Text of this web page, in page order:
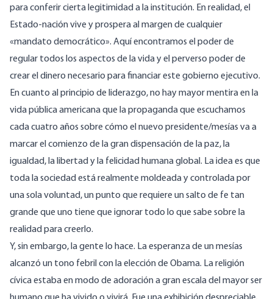
para conferir cierta legitimidad a la institución. En realidad, el
Estado-nación vive y prospera al margen de cualquier
«mandato democrático». Aquí encontramos el poder de
regular todos los aspectos de la vida y el perverso poder de
crear el dinero necesario para financiar este gobierno ejecutivo.
En cuanto al principio de liderazgo, no hay mayor mentira en la
vida pública americana que la propaganda que escuchamos
cada cuatro años sobre cómo el nuevo presidente/mesías va a
marcar el comienzo de la gran dispensación de la paz, la
igualdad, la libertad y la felicidad humana global. La idea es que
toda la sociedad está realmente moldeada y controlada por
una sola voluntad, un punto que requiere un salto de fe tan
grande que uno tiene que ignorar todo lo que sabe sobre la
realidad para creerlo.
Y, sin embargo, la gente lo hace. La esperanza de un mesías
alcanzó un tono febril con la elección de Obama. La religión
cívica estaba en modo de adoración a gran escala del mayor ser